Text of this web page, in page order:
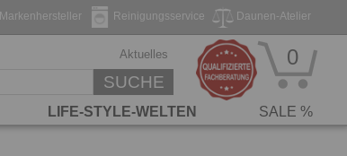
Daunen-Atelier
Reinigungsservice
Markenhersteller
Aktuelles
SUCHE
0
LIFE-STYLE-WELTEN SALE %